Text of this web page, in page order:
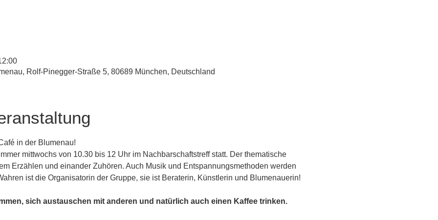
Rolf-Pinegger-Straße 5, 80689 München, Deutschland
in der Blumenau!
mittwochs von 10.30 bis 12 Uhr im Nachbarschaftstreff statt. Der thematische
Erzählen und einander Zuhören. Auch Musik und Entspannungsmethoden werden
ist die Organisatorin der Gruppe, sie ist Beraterin, Künstlerin und Blumenauerin!
sich austauschen mit anderen und natürlich auch einen Kaffee trinken.